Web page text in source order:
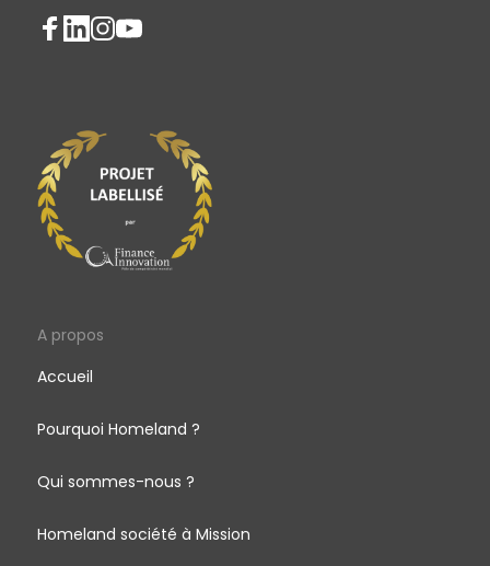
A propos
Accueil
Pourquoi Homeland ?
Qui sommes-nous ?
Homeland société à Mission